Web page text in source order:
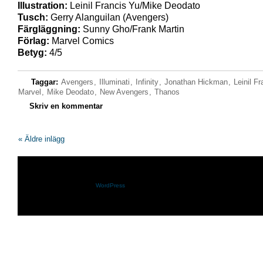
Illustration: Leinil Francis Yu/Mike Deodato
Tusch: Gerry Alanguilan (Avengers)
Färgläggning: Sunny Gho/Frank Martin
Förlag: Marvel Comics
Betyg: 4/5
Taggar: Avengers , Illuminati , Infinity, Jonathan Hickman, Leinil
Marvel , Mike Deodato, New Avengers , Thanos
Skriv en kommentar
« Äldre inlägg
WordPress